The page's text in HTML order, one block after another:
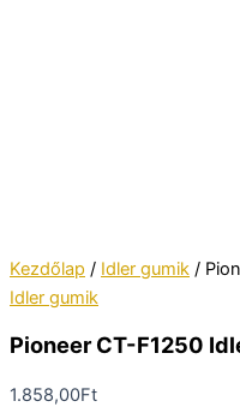
Kezdőlap / Idler gumik /
Idler gumik
Pioneer CT-F1250
1.858,00Ft